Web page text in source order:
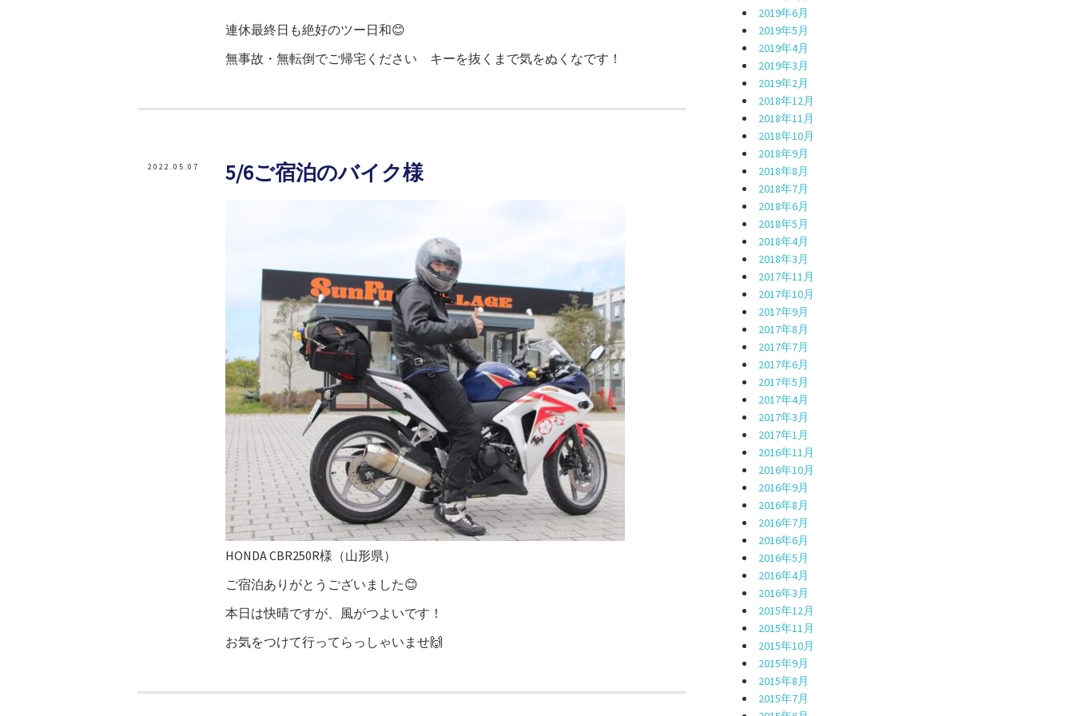
連休最終日も絶好のツー日和😊
無事故・無転倒でご帰宅ください キーを抜くまで気をぬくなです！
2022.05.07 5/6ご宿泊のバイク様
HONDA CBR250R様（山形県）
ご宿泊ありがとうございました😊
本日は快晴ですが、風がつよいです！
お気をつけて行ってらっしゃいませ🙌
2019年6月
2019年5月
2019年4月
2019年3月
2019年2月
2018年12月
2018年11月
2018年10月
2018年9月
2018年8月
2018年7月
2018年6月
2018年5月
2018年4月
2018年3月
2017年11月
2017年10月
2017年9月
2017年8月
2017年7月
2017年6月
2017年5月
2017年4月
2017年3月
2017年1月
2016年11月
2016年10月
2016年9月
2016年8月
2016年7月
2016年6月
2016年5月
2016年4月
2016年3月
2015年12月
2015年11月
2015年10月
2015年9月
2015年8月
2015年7月